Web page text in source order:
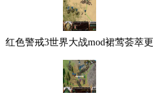
红色警戒3世界大战mod裙莺荟萃更
新版